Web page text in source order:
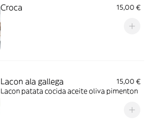
Croca 15,00 €
Lacon ala gallega
15,00 €
Lacon patata cocida aceite oliva pimenton